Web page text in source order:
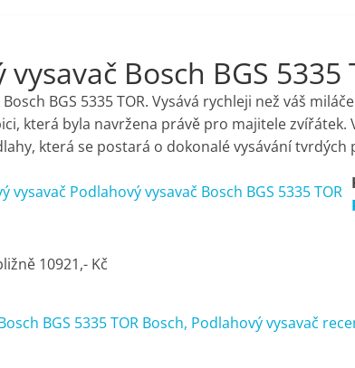
Bosch BGS 5335
Bosch BGS 5335 TOR. Vysává rychleji než váš
která byla navržena právě pro majitele zvířátek.
která se postará o dokonalé vysávání tvrdých
10921,- Kč
BGS 5335 TOR Bosch, Podlahový vysavač